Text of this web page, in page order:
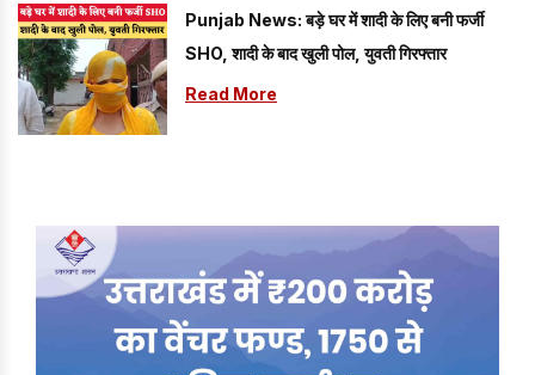
Punjab News: बड़े घर में शादी के लिए बनी फर्जी
SHO, शादी के बाद खुली पोल, युवती गिरफ्तार
Read More